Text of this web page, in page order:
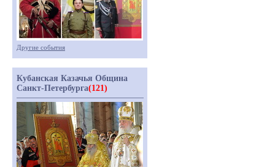
Другие события
Кубанская Казачья Община
Санкт-Петербурга(121)